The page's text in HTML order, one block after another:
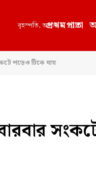
বৃহস্পতি, আগস্ট 6, 2026
প্রথমপাতা
পড়েও টিকে যায়